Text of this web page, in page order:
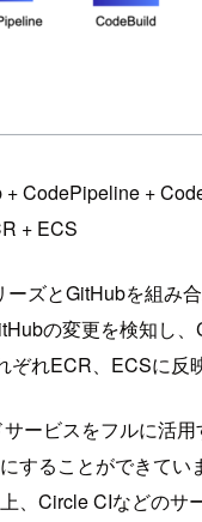
+ CodePipeline +
+ ECS
ズとGitHubを組み合
の変更を検知し、
れECR、ECSに反
ービスをフルに活
することができてい
、Circle CIなどのサ